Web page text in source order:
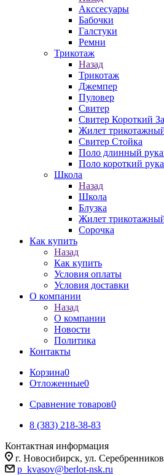
Акссесуары
Бабочки
Галстуки
Ремни
Трикотаж
Назад
Трикотаж
Джемпер
Пуловер
Свитер
Свитер Короткий
Жилет
Свитер Стойка
Поло длинный
Поло короткий
Школа
Назад
Школа
Блузка
Жилет
Сорочка
Как купить
Назад
Как купить
Условия оплаты
Условия доставки
О компании
Назад
О компании
Новости
Политика
Контакты
Корзина0
Отложенные0
Сравнение товаров0
8 (383) 218-38-83
Контактная информация
г. Новосибирск, ул.
p_kvasov@berlot-nsk.ru